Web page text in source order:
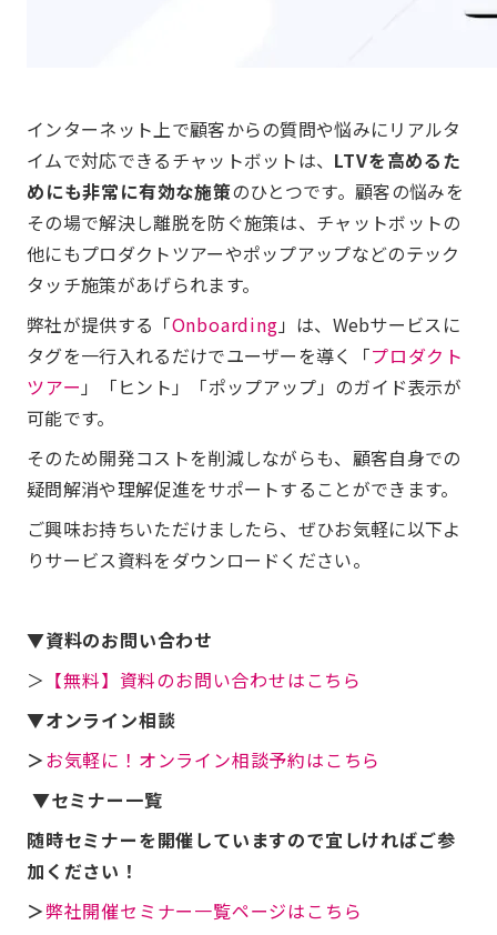
インターネット上で顧客からの質問や悩みにリアルタ
イムで対応できるチャットボットは、 LTVを高めるた
めにも非常に有効な施策のひとつです。顧客の悩みを
その場で解決し離脱を防ぐ施策は、チャットボットの
他にもプロダクトツアーやポップアップなどのテック
タッチ施策があげられます。
弊社が提供する「Onboarding 」は、Webサービスに
タグを一行入れるだけでユーザーを導く「プロダクト
ツアー 」「ヒント」「ポップアップ」のガイド表示が
可能です。
そのため開発コストを削減しながらも、顧客自身での
疑問解消や理解促進をサポートすることができます。
ご興味お持ちいただけましたら、ぜひお気軽に以下よ
りサービス資料をダウンロードください。
▼資料のお問い合わせ
＞ 【無料】資料のお問い合わせはこちら
▼オンライン相談
＞お気軽に！オンライン相談予約はこちら
▼セミナー一覧
随時セミナーを開催していますので宜しければご参
加ください！
＞弊社開催セミナー一覧ページはこちら